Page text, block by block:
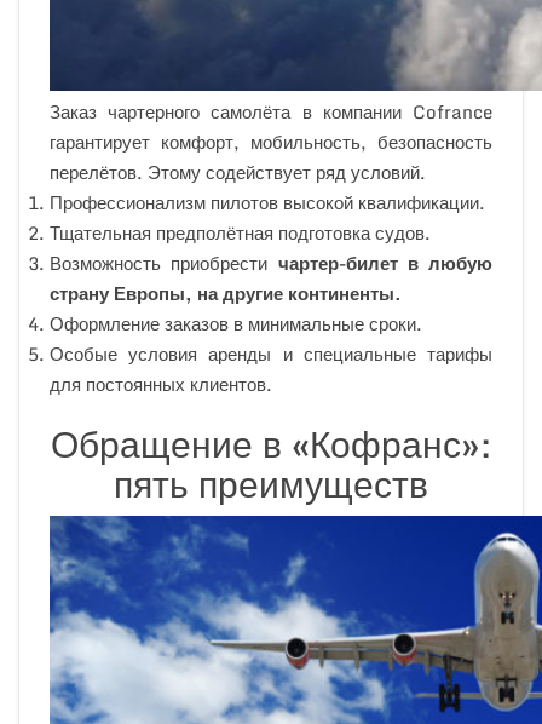
Заказ чартерного самолёта в компании Cofrance
гарантирует комфорт, мобильность, безопасность
перелётов. Этому содействует ряд условий.
Профессионализм пилотов высокой квалификации.
Тщательная предполётная подготовка судов.
Возможность приобрести чартер-билет в любую
страну Европы, на другие континенты.
Оформление заказов в минимальные сроки.
Особые условия аренды и специальные тарифы
для постоянных клиентов.
Обращение в «Кофранс»:
пять преимуществ